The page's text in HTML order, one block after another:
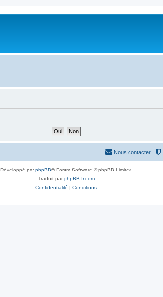
Nous contacter
Développé parphpBB® Forum Software © phpBB Limited
Traduit parphpBB-fr.com
Confidentialité | Conditions